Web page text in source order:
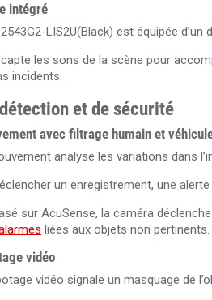
intégré
LIS2U(Black) est équipée
les sons de la scène pour
incidents.
et de sécurité
avec filtrage humain et
analyse les variations dans
un enregistrement, une alerte
sur AcuSense, la caméra
liées aux objets non pertinents.
vidéo
vidéo signale un masquage de